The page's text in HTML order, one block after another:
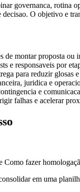
governanca, rotina
O objetivo e
de montar proposta ou
e responsaveis por
para reduzir glosas e
juridica e
e
falhas e acelerar
Como fazer
em uma